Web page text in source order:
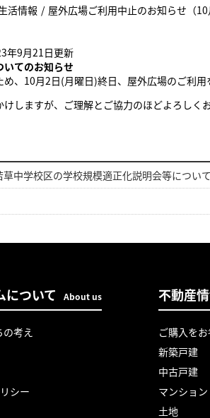
活情報 / 屋外広場ご利用中止のお知らせ（10
年9月21日更新
いてのお知らせ
、10月2日(月曜日)終日、屋外広場のご利用
けしますが、ご理解とご協力のほどよろしく
草中学校区の学校規模適正化説明会等について
について About us
考え
シー
不動産
ご購入を
新築戸建
中古戸建
マンション
土地